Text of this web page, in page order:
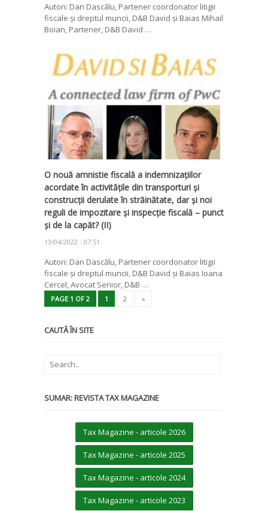
Autori: Dan Dascălu, Partener coordonator litigii
fiscale și dreptul muncii, D&B David și Baias Mihail
Boian, Partener, D&B David …
O nouă amnistie fiscală a indemnizațiilor
acordate în activitățile din transporturi și
construcții derulate în străinătate, dar și noi
reguli de impozitare și inspecție fiscală – punct
și de la capăt? (II)
13/04/2022 - 07:51
Autori: Dan Dascălu, Partener coordonator litigii
fiscale și dreptul muncii, D&B David și Baias Ioana
Cercel, Avocat Senior, D&B …
PAGE 1 OF 2 1 2 »
CAUTĂ ÎN SITE
SUMAR: REVISTA TAX MAGAZINE
Tax Magazine - articole 2026
Tax Magazine - articole 2025
Tax Magazine - articole 2024
Tax Magazine - articole 2023